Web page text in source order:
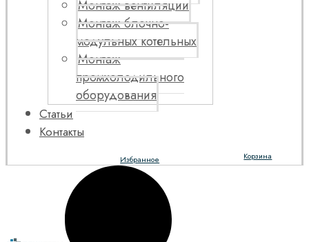
Монтаж вентиляции
Монтаж блочно-
модульных котельных
Монтаж
промхолодильного
оборудования
Статьи
Контакты
Корзина
Избранное